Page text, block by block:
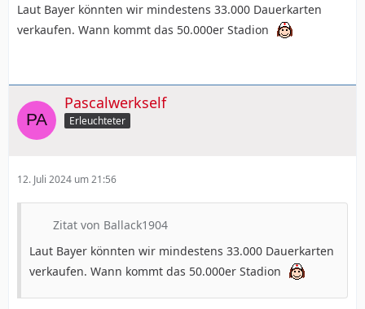
Laut Bayer könnten wir mindestens 33.000 Dauerkarten
verkaufen. Wann kommt das 50.000er Stadion
Pascalwerkself
Erleuchteter
12. Juli 2024 um 21:56
Zitat von Ballack1904
Laut Bayer könnten wir mindestens 33.000 Dauerkarten
verkaufen. Wann kommt das 50.000er Stadion